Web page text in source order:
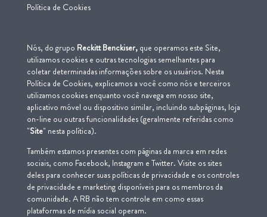
Política de Cookies
Nós, do grupo Reckitt Benckiser,que operamos este Site,
utilizamos cookies e outras tecnologias semelhantes para
coletar determinadas informações sobre os usuários. Nesta
Política de Cookies, explicamos a você como nós e terceiros
utilizamos cookies enquanto você navega em nosso site,
aplicativo móvel ou dispositivo similar, incluindo subpáginas, loja
on-line ou outras funcionalidades (geralmente referidas como
"Site" nesta política).
Também estamos presentes com páginas da marca em redes
sociais, como Facebook, Instagram e Twitter. Visite os sites
deles para conhecer suas políticas de privacidade e os controles
de privacidade e marketing disponíveis para os membros da
comunidade. A RB não tem controle em como essas
plataformas de mídia social operam.